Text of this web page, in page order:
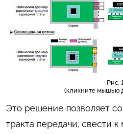
Рис.
(кликните мышью
Это решение позволяет
тракта передачи, свести